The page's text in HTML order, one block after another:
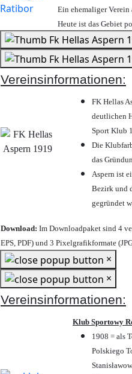
Ein ehemaliger Verein
Heute ist das Gebiet
Vereinsinformationen:
FK Hellas
deutlichen
Sport Klub
Die
das
Aspern ist
Bezirk und
gegründet
Download: Im Downloadpaket sind 4
EPS, PDF) und 3 Pixelgrafikformate
×
×
Vereinsinformationen:
Klub Sportowy
1908 = als
Polskiego